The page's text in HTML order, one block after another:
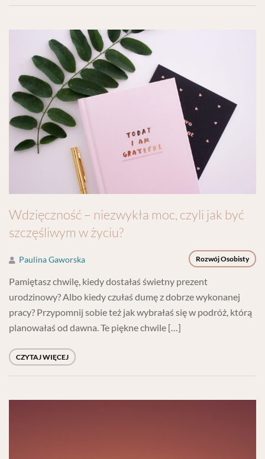
Wdzięczność – niezwykła moc, czyli jak być
szczęśliwym w życiu?
Rozwój Osobisty
Paulina Gaworska
Pamiętasz chwilę, kiedy dostałaś świetny prezent
urodzinowy? Albo kiedy czułaś dumę z dobrze wykonanej
pracy? Przypomnij sobie też jak wybrałaś się w podróż, którą
planowałaś od dawna. Te piękne chwile […]
CZYTAJ WIĘCEJ